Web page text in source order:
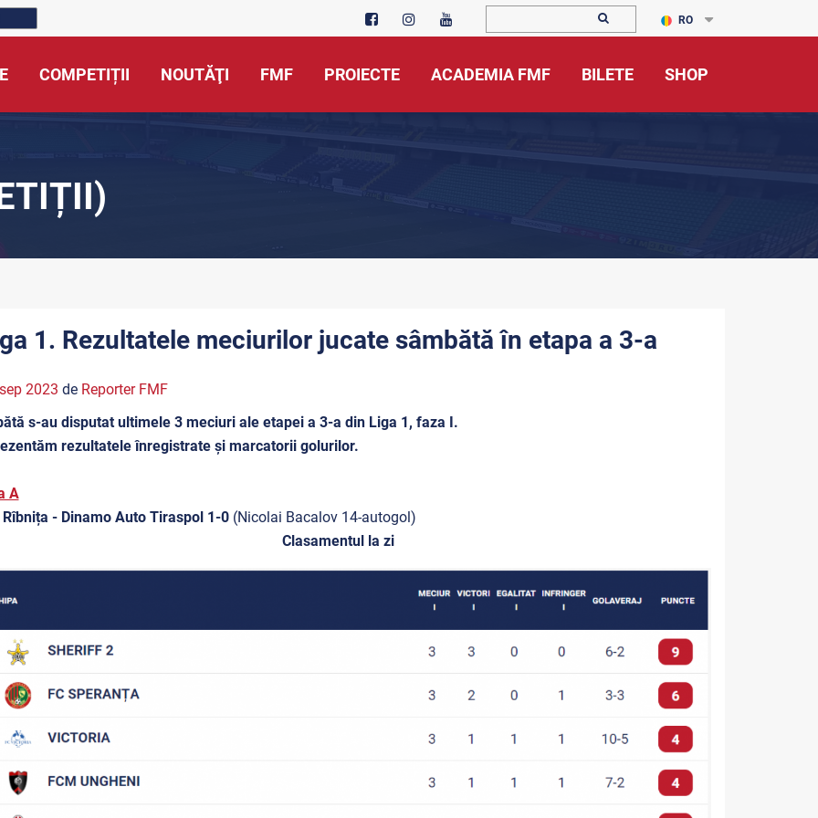
RO
COMPETIȚII NOUTĂŢI FMF PROIECTE ACADEMIA FMF BILETE SHOP
1. Rezultatele meciurilor jucate sâmbătă în etapa a 3-a
2023 de Reporter FMF
s-au disputat ultimele 3 meciuri ale etapei a 3-a din Liga 1, faza I.
rezultatele înregistrate și marcatorii golurilor.
A
- Dinamo Auto Tiraspol 1-0 (Nicolai Bacalov 14-autogol)
Clasamentul la zi